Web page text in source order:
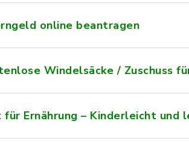
online beantragen
Windelsäcke / Zuschuss
für Ernährung – Kinderleicht und